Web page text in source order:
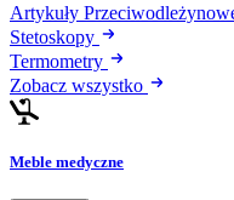
Artykuły
Stetoskopy
Termometry
Zobacz wszystko
Meble medyczne